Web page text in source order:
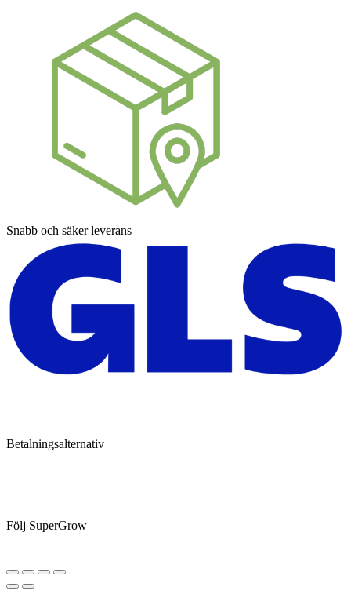
Snabb och säker leverans
Betalningsalternativ
Följ SuperGrow